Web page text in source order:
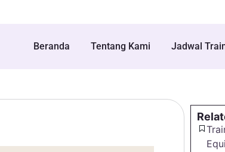
Beranda Tentang Kami Jadwal